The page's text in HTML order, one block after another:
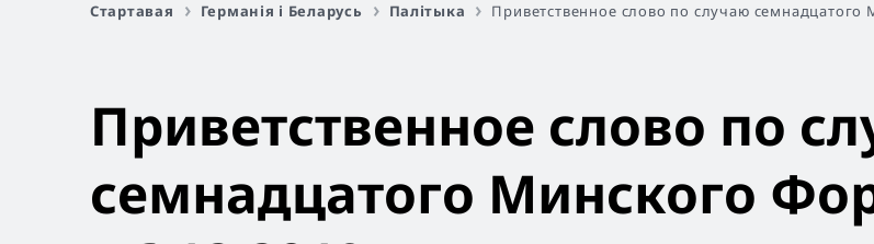
Стартавая Германія і Беларусь Палітыка Приветственное слово по случаю семнадцатого
Приветственное слово по
семнадцатого Минского